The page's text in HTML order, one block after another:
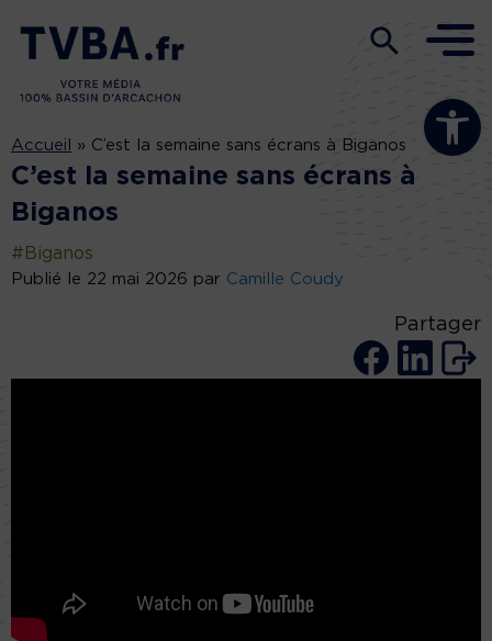
Ouvrir la
Accueil » C’est la semaine sans écrans à Biganos
C’est la semaine sans écrans à
Biganos
#Biganos
Publié le 22 mai 2026 par Camille Coudy
Partager